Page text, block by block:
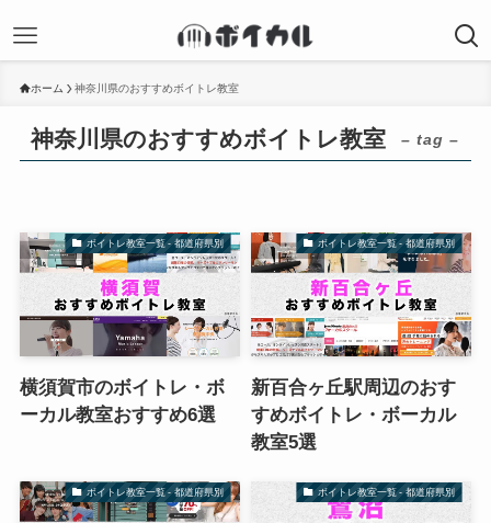
ホーム 神奈川県のおすすめボイトレ教室
神奈川県のおすすめボイトレ教室 – tag –
ボイトレ教室一覧 - 都道府県別
横須賀市のボイトレ・ボ
ーカル教室おすすめ6選
ボイトレ教室一覧 - 都道府県別
新百合ヶ丘駅周辺のおす
すめボイトレ・ボーカル
教室5選
ボイトレ教室一覧 - 都道府県別 ボイトレ教室一覧 - 都道府県別